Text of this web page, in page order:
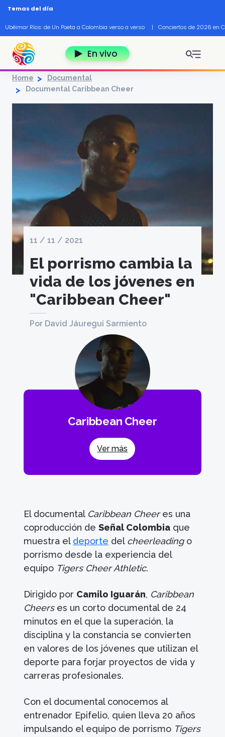
Pasar al contenido principal
Temas del día
Ubéimar Ríos: de Un Poeta a Colombia verso a verso | Conciertos de 2026 en
En vivo
Home
Documental
Documental Caribbean Cheer
11 / 11 / 2021
El porrismo cambia la
vida de los jóvenes en
"Caribbean Cheer"
Por David Jáuregui Sarmiento
Caribbean Cheer
Ver más
El documental Caribbean Cheeres una
coproducción deSeñal Colombia que
muestra el deporte del cheerleading o
porrismo desde la experiencia del
equipo Tigers Cheer Athletic.
Dirigido por Camilo Iguarán, Caribbean
Cheerses un corto documental de 24
minutos en el que la superación, la
disciplina y la constancia se convierten
en valores de los jóvenes que utilizan el
deporte para forjar proyectos de vida y
carreras profesionales.
Con el documental conocemos al
entrenador Epifelio, quien lleva 20 años
impulsando el equipo de porrismo Tigers